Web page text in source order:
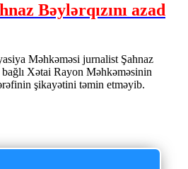
Bəylərqızını azad
Məhkəməsi jurnalist Şahnaz
bağlı Xətai Rayon Məhkəməsinin
şikayətini təmin etməyib.